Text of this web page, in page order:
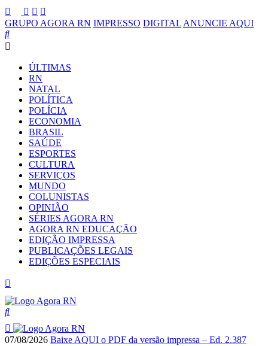
GRUPO AGORA RN IMPRESSO DIGITAL ANUNCIE AQUI
ÚLTIMAS
RN
NATAL
POLÍTICA
POLÍCIA
ECONOMIA
BRASIL
SAÚDE
ESPORTES
CULTURA
SERVIÇOS
MUNDO
COLUNISTAS
OPINIÃO
SÉRIES AGORA RN
AGORA RN EDUCAÇÃO
EDIÇÃO IMPRESSA
PUBLICAÇÕES LEGAIS
EDIÇÕES ESPECIAIS
07/08/2026 Baixe AQUI o PDF da versão impressa – Ed. 2.387